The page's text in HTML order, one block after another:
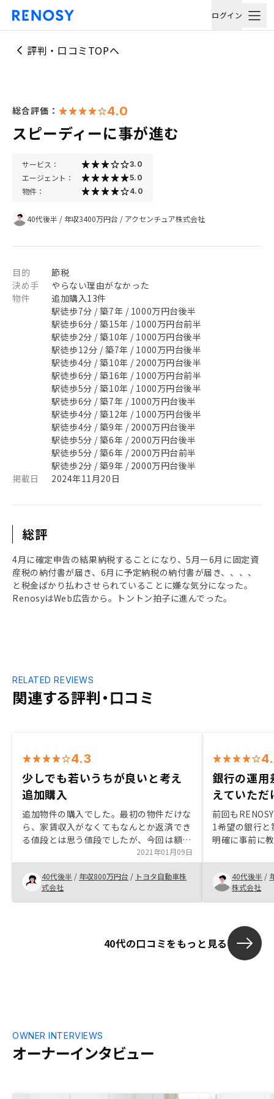
ログイン
評判・口コミTOPへ
総合評価： 4.0
スピーディーに事が進む
サービス： 3.0
エージェント： 5.0
物件： 4.0
40代後半 / 年収3400万円台 / アクセンチュア株式会社
目的
節税
決め手
やらない理由がなかった
物件
追加購入13件
駅徒歩7分 / 築7年 / 1000万円台後半
駅徒歩6分 / 築15年 / 1000万円台前半
駅徒歩2分 / 築10年 / 1000万円台後半
駅徒歩12分 / 築7年 / 1000万円台後半
駅徒歩4分 / 築10年 / 2000万円台後半
駅徒歩6分 / 築16年 / 1000万円台前半
駅徒歩5分 / 築10年 / 1000万円台後半
駅徒歩6分 / 築7年 / 1000万円台後半
駅徒歩4分 / 築12年 / 1000万円台後半
駅徒歩4分 / 築9年 / 2000万円台後半
駅徒歩5分 / 築6年 / 2000万円台後半
駅徒歩5分 / 築6年 / 2000万円台前半
駅徒歩2分 / 築9年 / 2000万円台後半
掲載日
2024年11月20日
総評
4月に確定申告の結果納税することになり、5月ー6月に固定資
産税の納付書が届き、6月に予定納税の納付書が届き、、、、
と税金ばかり払わさせられていることに嫌な気分になった。
RenosyはWeb広告から。トントン拍子に進んでった。
関連する評判・口コミ
RELATED REVIEWS
4.3
少しでも若いうちが良いと考え
追加購入
追加物件の購入でした。最初の物件だけな
ら、家賃収入がなくてもなんとか返済でき
る値段とは思う値段でしたが、今回は額が
増えたという不安がありました。 一年ほ
ど様子見てからの方がよいのではないか、
なども頭をよぎりましたが、どうせなら少
しでも自分が若い方がよいのではないか、
と飛び込むことにしました。 確定申告や
た 元気に働いて、くるべき老後を楽
2021年01月09日
40代後半 / 年収800万円台 / トヨタ自動車株
式会社
銀行の運用
えていた
前回も
1希望の銀行
明確に事前に
40代後半 /
株式会社
40代の口コミをもっと見る
オーナーインタビュー
OWNER INTERVIEWS